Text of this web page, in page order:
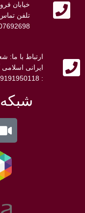
خیابان
ارتباط با ما:
: 09191950118